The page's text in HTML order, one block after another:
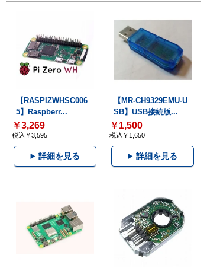
【RASPIZWHSC006
5】Raspberr...
￥3,269
税込￥3,595
詳細を見る
【MR-CH9329EMU-U
SB】USB接続版...
￥1,500
税込￥1,650
詳細を見る